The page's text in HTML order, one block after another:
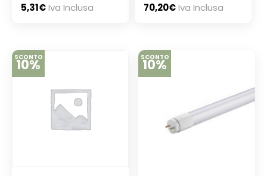
5,31€Iva Inclusa
70,20€Iva Inclusa
SCONTO
10% SCONTO
10%